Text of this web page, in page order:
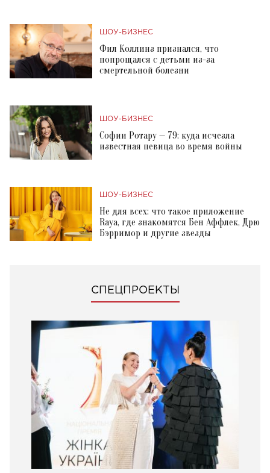
ШОУ-БИЗНЕС
Фил Коллинз признался, что
попрощался с детьми из-за
смертельной болезни
ШОУ-БИЗНЕС
Софии Ротару — 79: куда исчезла
известная певица во время войны
ШОУ-БИЗНЕС
Не для всех: что такое приложение
Raya, где знакомятся Бен Аффлек, Дрю
Бэрримор и другие звезды
СПЕЦПРОЕКТЫ